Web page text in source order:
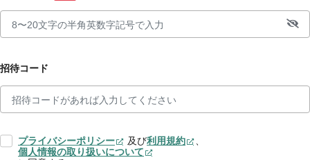
招待コード
プライバシーポリシー 及び利用規約
、
個人情報の取り扱いについて